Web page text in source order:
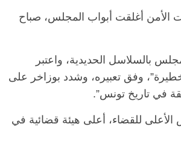
الأمن أغلقت أبواب المجلس، صباح
بالسلاسل الحديدية، واعتبر
وفق تعبيره، وشدد بوزاخر على
في تاريخ تونس”.
للقضاء، أعلى هيئة قضائية في